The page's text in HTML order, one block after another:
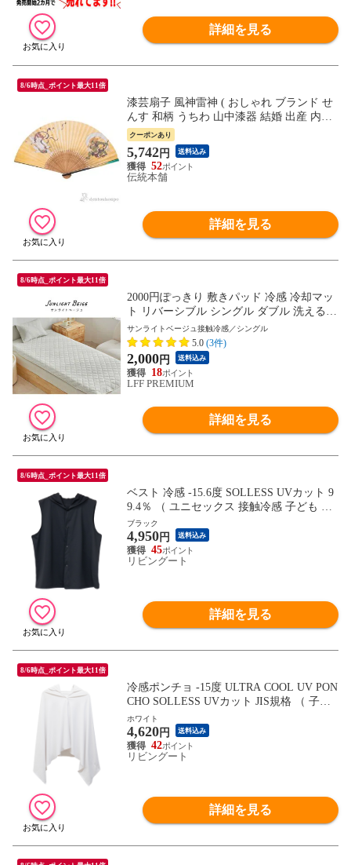
詳細を見る
8/6時点_ポイント最大11倍
漆芸扇子 風神雷神 ( おしゃれ ブランド せ
んす 和柄 うちわ 山中漆器 結婚 出産 内祝
い 引き出物 金婚式 誕生日プレゼント 還暦
祝い 古希 喜寿 米寿 退職 )
クーポンあり
5,742円 送料込み
52
伝統本舗
詳細を見る
8/6時点_ポイント最大11倍
2000円ぽっきり 敷きパッド 冷感 冷却マッ
ト リバーシブル シングル ダブル 洗える
抗菌 制菌 防臭 ひんやりマット ベッドパッ
ド 冷感マット 冷感敷きパッド 夏用 ひんや
り 接触冷感 クール 涼感 涼しい 冷感寝具
涼感寝具 暑さ対策
サンライトベージュ接触冷感／シングル
5.0 (3件)
2,000円 送料込み
18
LFF PREMIUM
詳細を見る
8/6時点_ポイント最大11倍
ベスト 冷感 -15.6度 SOLLESS UVカット 9
9.4％ （ ユニセックス 接触冷感 子ども 熱
中症対策 紫外線対策 夏用 フード付き 長時
間冷却 暑さ対策 クールベスト ） 【ブラッ
ク】
ブラック
4,950円 送料込み
45
リビングート
詳細を見る
8/6時点_ポイント最大11倍
冷感ポンチョ -15度 ULTRA COOL UV PON
CHO SOLLESS UVカット JIS規格 （ 子供
冷感 暑さ対策 冷却 接触冷感 抗菌 防臭 フ
ード付き スポーツ 軽量 熱中症対策 冷たい
紫外線対策 パッカブル クールダウン ）
【ホワイト】
ホワイト
4,620円 送料込み
42
リビングート
詳細を見る